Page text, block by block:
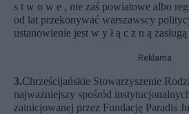
s t w o w e , nie zaś powiatowe albo
od lat przekonywać warszawscy
ustanowienie jest w y ł ą c z n ą
Reklama
3.Chrześcijańskie Stowarzyszenie
najważniejszy spośród
zainicjowanej przez Fundację Paradis